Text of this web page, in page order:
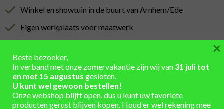
Winkel en showtuin in de buurt van Arnhem/Ede
Eigen werkplaats voor maatwerk
Verzending berekend in winkelmand
Beste bezoeker,
In verband met onze zomervakantie zijn wij van 31 juli tot
en met 15 augustus gesloten.
U kunt wel gewoon bestellen!
Onze webshop blijft open, dus u kunt uw favoriete
producten gerust blijven kopen. Houd er wel rekening mee
×